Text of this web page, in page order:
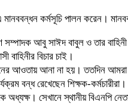
কর্মসূচি পালন করেন।
সম্পাদক আবু সাঈদ বাবুল ও তার
বিচার চাই।
আওতায় আনা না হয়। ততদিন
বন্ধ রেখেছেন শিক্ষক-
সেখানে স্থানীয় বিএনপি